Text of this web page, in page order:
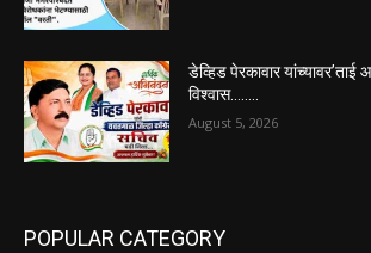
डेव्हिड पेरकावार यांच्यावर’ताई
विश्वास……..
August 5, 2026
POPULAR CATEGORY